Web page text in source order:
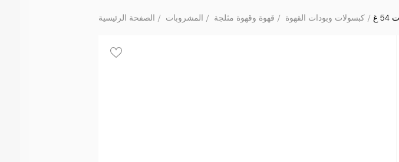
الصفحة الرئيسية المشروبات قهوة وقهوة مثلجة كبسولات وبودات القهوة